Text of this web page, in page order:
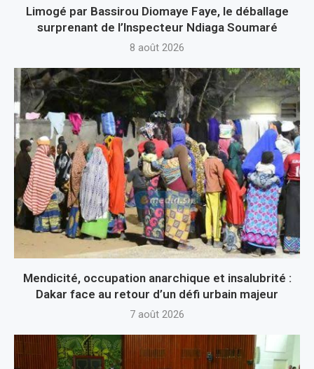
Limogé par Bassirou Diomaye Faye, le déballage
surprenant de l’Inspecteur Ndiaga Soumaré
8 août 2026
Mendicité, occupation anarchique et insalubrité :
Dakar face au retour d’un défi urbain majeur
7 août 2026